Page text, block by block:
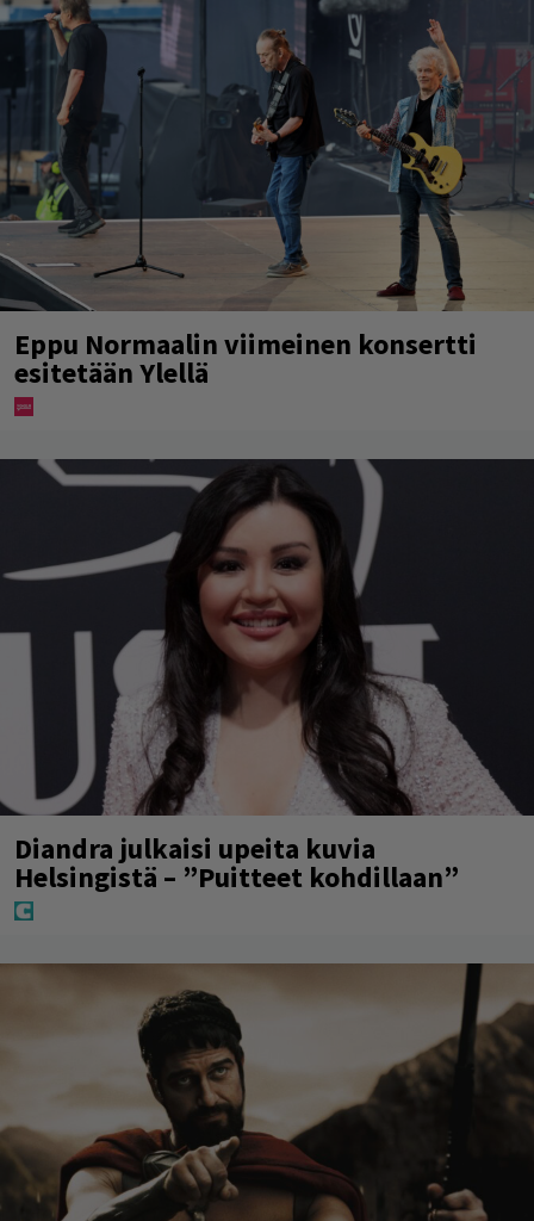
Eppu Normaalin viimeinen konsertti
esitetään Ylellä
Diandra julkaisi upeita kuvia
Helsingistä – ”Puitteet kohdillaan”